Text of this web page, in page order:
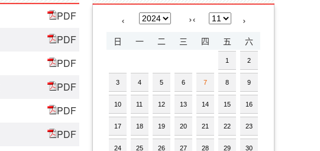
PDF
PDF
PDF
PDF
PDF
PDF
‹ ›‹ ›
日 一 二 三 四 五 六
1 2
3 4 5 6 7 8 9
10 11 12 13 14 15 16
17 18 19 20 21 22 23
24 25 26 27 28 29 30